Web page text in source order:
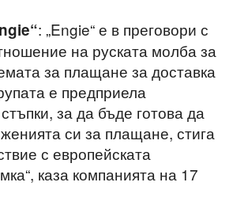
: „Engie“ е в преговори с
на руската молба за
за плащане за доставка
е предприела
за да бъде готова да
си за плащане, стига
с европейската
каза компанията на 17